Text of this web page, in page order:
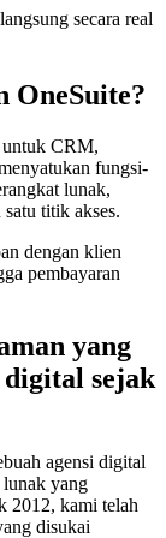
secara real
OneSuite?
untuk CRM,
fungsi-
lunak,
titik akses.
dengan klien
pembayaran
yang
digital sejak
agensi digital
lunak yang
2012, kami telah
disukai